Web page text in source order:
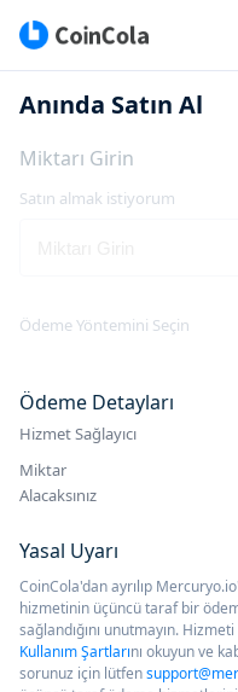
Anında Satın Al
Miktarı Girin
Satın almak istiyorum
Ödeme Yöntemini Seçin
Ödeme Detayları
Hizmet Sağlayıcı
Miktar
Alacaksınız
Yasal Uyarı
CoinCola'dan ayrılıp
hizmetinin üçüncü taraf bir
sağlandığını unutmayın.
Kullanım Şartlarını okuyun ve
sorunuz için lütfen